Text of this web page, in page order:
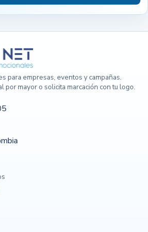
para empresas, eventos y campañas.
por mayor o solicita marcación con tu logo.